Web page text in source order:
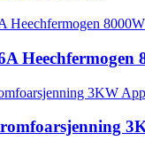
Heechfermogen